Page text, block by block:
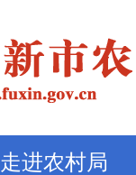
走进农村局